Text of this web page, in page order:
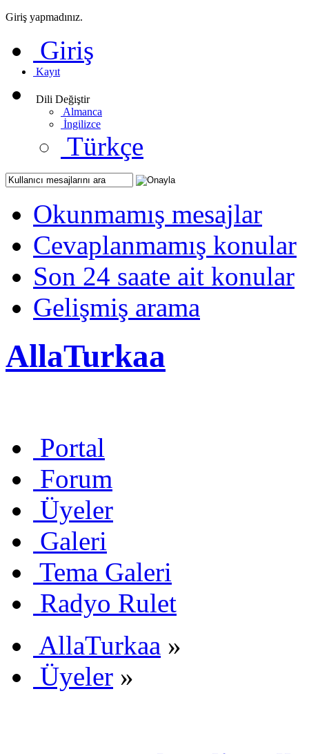
Giriş yapmadınız.
Giriş
Kayıt
Dili Değiştir
Almanca
İngilizce
Türkçe
Okunmamış mesajlar
Cevaplanmamış konular
Son 24 saate ait konular
Gelişmiş arama
AllaTurkaa
Portal
Forum
Üyeler
Galeri
Tema Galeri
Radyo Rulet
AllaTurkaa »
Üyeler »